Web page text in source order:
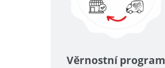
Věrnostní program